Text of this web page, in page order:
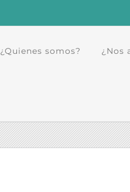
¿Quienes somos? ¿Nos